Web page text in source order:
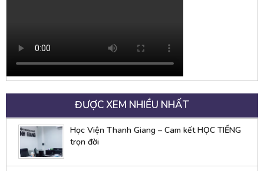
ĐƯỢC XEM NHIỀU NHẤT
Học Viện Thanh Giang – Cam kết HỌC TIẾNG
trọn đời